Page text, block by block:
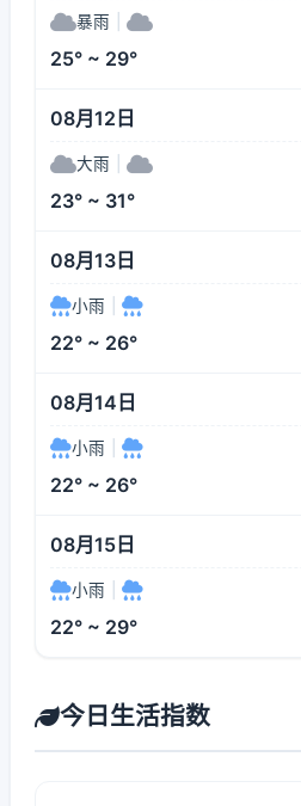
暴雨
25° ~ 29°
08月12日
大雨
23° ~ 31°
08月13日
小雨
22° ~ 26°
08月14日
小雨
22° ~ 26°
08月15日
小雨
22° ~ 29°
今日生活指数